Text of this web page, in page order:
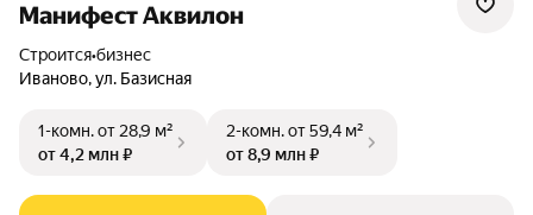
Манифест Аквилон
Строится•бизнес
Иваново, ул. Базисная
1-комн.от 28,9 м²
от 4,2 млн ₽
2-комн.от 59,4 м²
от 8,9 млн ₽